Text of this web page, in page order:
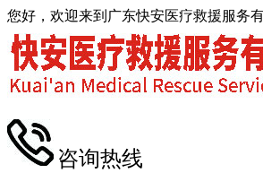
您好，欢迎来到广东快安医疗救援服务
咨询热线